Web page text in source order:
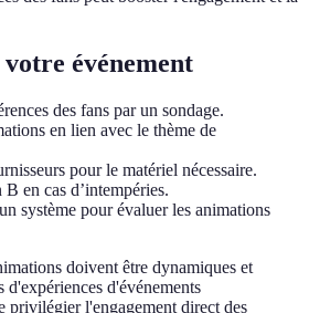
événement
des fans par un sondage.
en lien avec le thème de
pour le matériel nécessaire.
en cas d’intempéries.
système pour évaluer les animations
doivent être dynamiques et
d'expériences d'événements
privilégier l'engagement direct des